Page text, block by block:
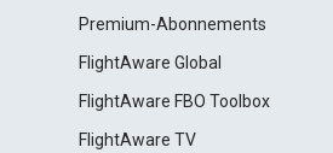
Premium-Abonnements
FlightAware Global
FlightAware FBO Toolbox
FlightAware TV